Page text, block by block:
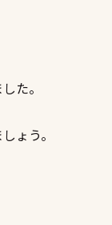
た。
ょう。